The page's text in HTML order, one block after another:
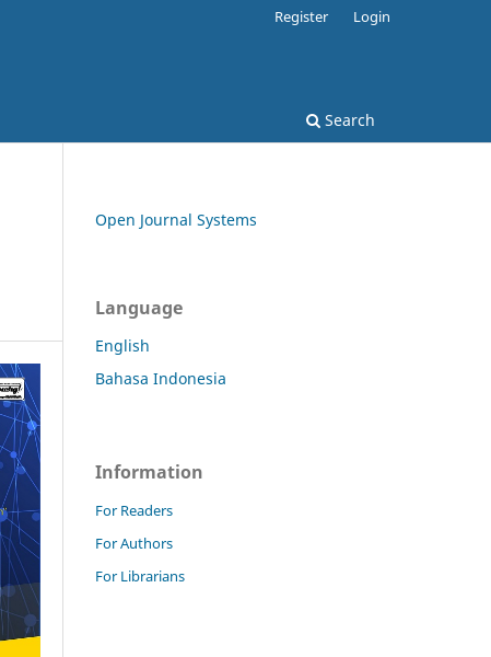
Search
Register Login
Open Journal Systems
Language
English
Bahasa Indonesia
Information
For Readers
For Authors
For Librarians